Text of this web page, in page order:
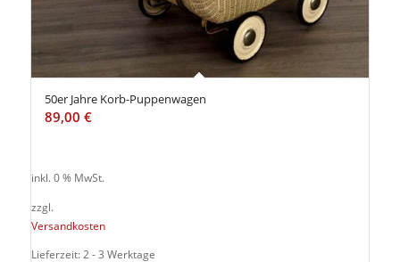
50er Jahre Korb-Puppenwagen
89,00 €
inkl. 0 % MwSt.
zzgl.
Versandkosten
Lieferzeit: 2 - 3 Werktage